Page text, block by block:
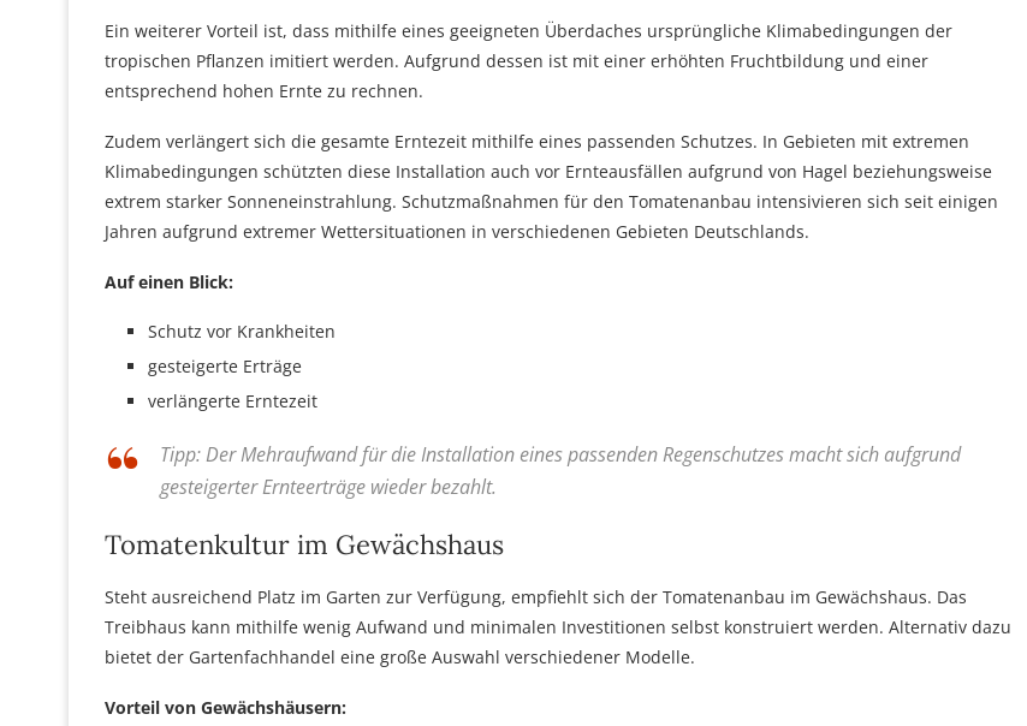
Ein weiterer Vorteil ist, dass mithilfe eines geeigneten Überdaches ursprüngliche Klimabedingungen der
tropischen Pflanzen imitiert werden. Aufgrund dessen ist mit einer erhöhten Fruchtbildung und einer
entsprechend hohen Ernte zu rechnen.
Zudem verlängert sich die gesamte Erntezeit mithilfe eines passenden Schutzes. In Gebieten mit extremen
Klimabedingungen schützten diese Installation auch vor Ernteausfällen aufgrund von Hagel beziehungsweise
extrem starker Sonneneinstrahlung. Schutzmaßnahmen für den Tomatenanbau intensivieren sich seit einigen
Jahren aufgrund extremer Wettersituationen in verschiedenen Gebieten Deutschlands.
Auf einen Blick:
Schutz vor Krankheiten
gesteigerte Erträge
verlängerte Erntezeit
Tipp: Der Mehraufwand für die Installation eines passenden Regenschutzes macht sich aufgrund
gesteigerter Ernteerträge wieder bezahlt.
Tomatenkultur im Gewächshaus
Steht ausreichend Platz im Garten zur Verfügung, empfiehlt sich der Tomatenanbau im Gewächshaus. Das
Treibhaus kann mithilfe wenig Aufwand und minimalen Investitionen selbst konstruiert werden. Alternativ dazu
bietet der Gartenfachhandel eine große Auswahl verschiedener Modelle.
Vorteil von Gewächshäusern: